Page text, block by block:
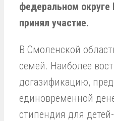
федеральном округе
принял участие.
В Смоленской
семей. Наиболее
догазификацию,
единовременной
стипендия для